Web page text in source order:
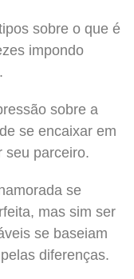
sobre o que é
impondo
sobre a
se encaixar em
seu parceiro.
se
mas sim ser
se baseiam
diferenças.